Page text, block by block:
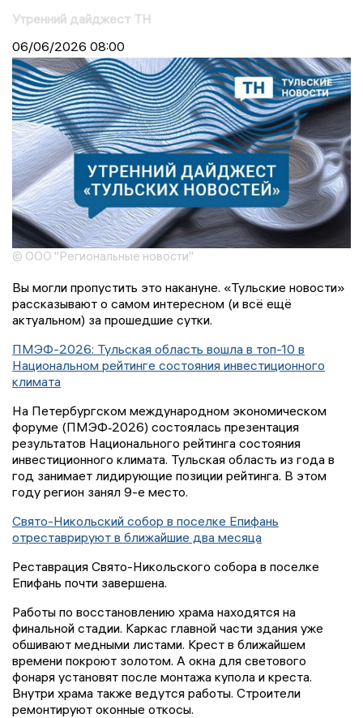
Утренний дайджест ТН
06/06/2026 08:00
© ООО "Региональные новости"
Вы могли пропустить это накануне. «Тульские новости»
рассказывают о самом интересном (и всё ещё
актуальном) за прошедшие сутки.
ПМЭФ-2026: Тульская область вошла в топ-10 в
Национальном рейтинге состояния инвестиционного
климата
На Петербургском международном экономическом
форуме (ПМЭФ‑2026) состоялась презентация
результатов Национального рейтинга состояния
инвестиционного климата. Тульская область из года в
год занимает лидирующие позиции рейтинга. В этом
году регион занял 9-е место.
Свято-Никольский собор в поселке Епифань
отреставрируют в ближайшие два месяца
Реставрация Свято-Никольского собора в поселке
Епифань почти завершена.
Работы по восстановлению храма находятся на
финальной стадии. Каркас главной части здания уже
обшивают медными листами. Крест в ближайшем
времени покроют золотом. А окна для светового
фонаря установят после монтажа купола и креста.
Внутри храма также ведутся работы. Строители
ремонтируют оконные откосы.